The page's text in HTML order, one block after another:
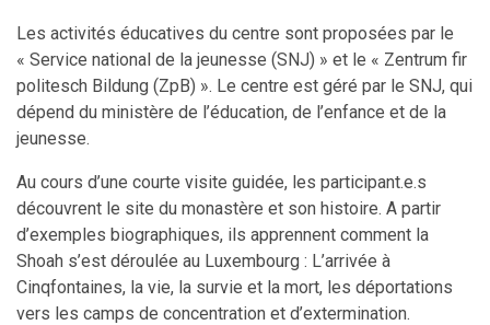
Les activités éducatives du centre sont proposées par le
« Service national de la jeunesse (SNJ) » et le « Zentrum fir
politesch Bildung (ZpB) ». Le centre est géré par le SNJ, qui
dépend du ministère de l’éducation, de l’enfance et de la
jeunesse.
Au cours d’une courte visite guidée, les participant.e.s
découvrent le site du monastère et son histoire. A partir
d’exemples biographiques, ils apprennent comment la
Shoah s’est déroulée au Luxembourg : L’arrivée à
Cinqfontaines, la vie, la survie et la mort, les déportations
vers les camps de concentration et d’extermination.